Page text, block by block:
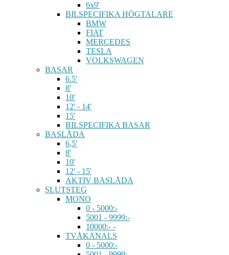
6x9'
BILSPECIFIKA HÖGTALARE
BMW
FIAT
MERCEDES
TESLA
VOLKSWAGEN
BASAR
6.5'
8'
10'
12' - 14'
15'
BILSPECIFIKA BASAR
BASLÅDA
6,5'
8'
10'
12' - 15'
AKTIV BASLÅDA
SLUTSTEG
MONO
0 - 5000:-
5001 - 9999:-
10000:- -
TVÅKANALS
0 - 5000:-